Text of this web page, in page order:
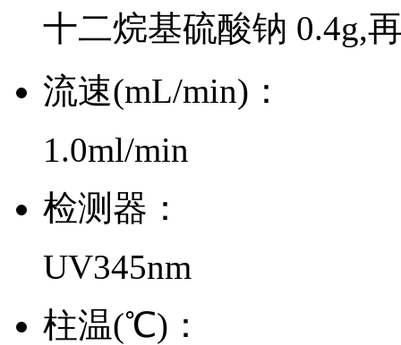
十二烷基硫酸钠 0.4g,
流速(mL/min)：
1.0ml/min
检测器：
UV345nm
柱温(℃)：